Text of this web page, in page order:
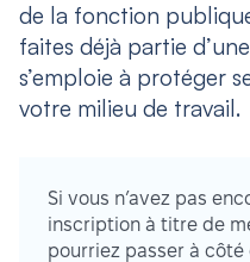
de la fonction
faites déjà partie
s’emploie à protéger
votre milieu de travail.
Si vous n’avez pas
inscription à titre de
pourriez passer à côté